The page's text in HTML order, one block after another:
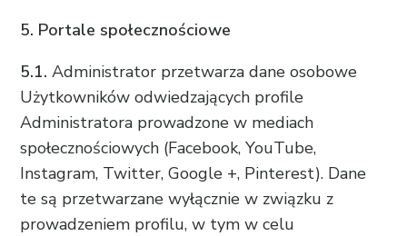
5. Portale społecznościowe
5.1. Administrator przetwarza dane osobowe
Użytkowników odwiedzających profile
Administratora prowadzone w mediach
społecznościowych (Facebook, YouTube,
Instagram, Twitter, Google +, Pinterest). Dane
te są przetwarzane wyłącznie w związku z
prowadzeniem profilu, w tym w celu